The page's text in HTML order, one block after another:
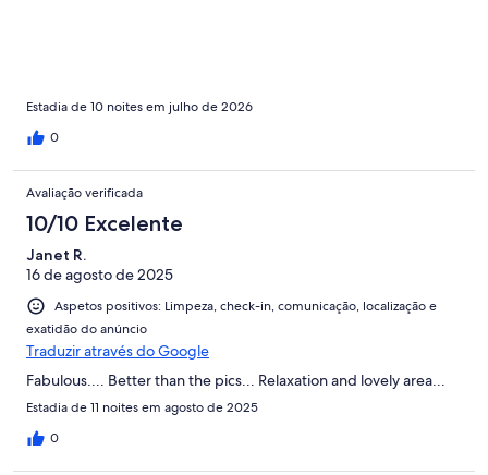
and my partner feel so welcome and at home . All thought they
only provide a limited menu don’t be mistaken as it’s so
tasty.Another restaurant I would highly recommend is The old
Town this is exceptional !!!!! One thing I would say is that the
villas introduction booklet needs updating as the taxi services
we rang were all no longer available and there is no jacuzzi bath
in Villa . However this did not affect our stay in anyway .
Estadia de 10 noites em julho de 2026
0
Avaliação verificada
10/10 Excelente
Janet R.
16 de agosto de 2025
Aspetos positivos: Limpeza, check-in, comunicação, localização e
exatidão do anúncio
Traduzir através do Google
Fabulous.... Better than the pics... Relaxation and lovely area...
Estadia de 11 noites em agosto de 2025
0